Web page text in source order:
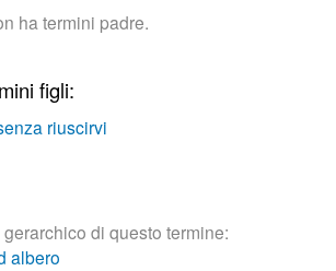
ha termini padre.
figli:
riuscirvi
di questo termine:
albero